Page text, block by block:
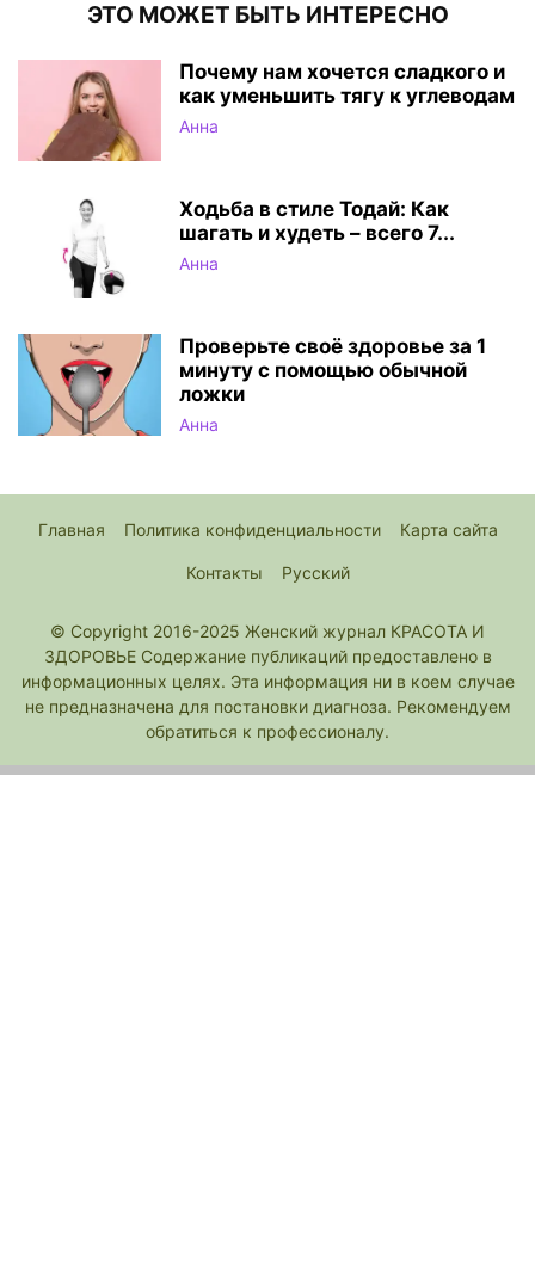
ЭТО МОЖЕТ БЫТЬ ИНТЕРЕСНО
Почему нам хочется сладкого и
как уменьшить тягу к углеводам
Анна
Ходьба в стиле Тодай: Как
шагать и худеть – всего 7...
Анна
Проверьте своё здоровье за 1
минуту с помощью обычной
ложки
Анна
Главная Политика конфиденциальности Карта сайта
Контакты Русский
© Copyright 2016-2025 Женский журнал КРАСОТА И
ЗДОРОВЬЕ Содержание публикаций предоставлено в
информационных целях. Эта информация ни в коем случае
не предназначена для постановки диагноза. Рекомендуем
обратиться к профессионалу.